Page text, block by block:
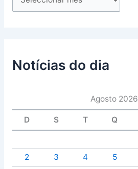
Notícias do dia
Agosto 2026
D S T Q
2
3 4 5